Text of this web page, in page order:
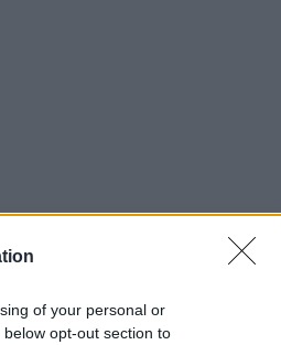
of your personal or
opt-out section to